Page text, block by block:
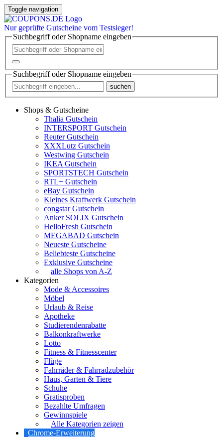
Toggle navigation
Nur geprüfte Gutscheine vom Testsieger!
Suchbegriff oder Shopname eingeben
Suchbegriff oder Shopname eingeben
suchen
Shops & Gutscheine
Thalia Gutschein
INTERSPORT Gutschein
Reuter Gutschein
XXXLutz Gutschein
Westwing Gutschein
IKEA Gutschein
SPORTSTECH Gutschein
RTL+ Gutschein
eBay Gutschein
Kleines Kraftwerk Gutschein
congstar Gutschein
Anker SOLIX Gutschein
HelloFresh Gutschein
MEGABAD Gutschein
Neueste Gutscheine
Beliebteste Gutscheine
Exklusive Gutscheine
alle Shops von A-Z
Kategorien
Mode & Accessoires
Möbel
Urlaub & Reise
Apotheke
Studierendenrabatte
Balkonkraftwerke
Lotto
Fitness & Fitnesscenter
Flüge
Fahrräder & Fahrradzubehör
Haus, Garten & Tiere
Schuhe
Gratisproben
Bezahlte Umfragen
Gewinnspiele
Alle Kategorien zeigen
Chrome-Erweiterung